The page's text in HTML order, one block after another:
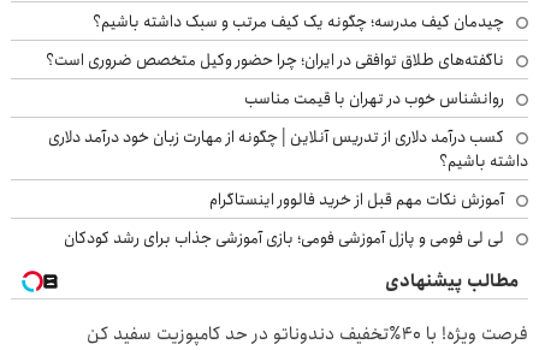
چیدمان کیف مدرسه؛ چگونه یک کیف مرتب و سبک داشته باشیم؟
ناگفته‌های طلاق توافقی در ایران؛ چرا حضور وکیل متخصص ضروری است؟
روانشناس خوب در تهران با قیمت مناسب
کسب درآمد دلاری از تدریس آنلاین | چگونه از مهارت زبان خود درآمد دلاری
داشته باشیم؟
آموزش نکات مهم قبل از خرید فالوور اینستاگرام
لی لی فومی و پازل آموزشی فومی؛ بازی آموزشی جذاب برای رشد کودکان
مطالب پیشنهادی
فرصت ویژه! با 40٪تخفیف دندوناتو در حد کامپوزیت سفید کن